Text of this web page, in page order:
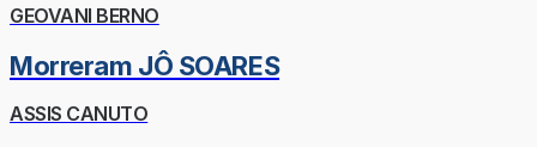
GEOVANI BERNO
Morreram JÔ SOARES
ASSIS CANUTO